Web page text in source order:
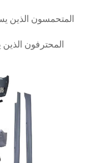
المتحمسون الذين
المحترفون الذين